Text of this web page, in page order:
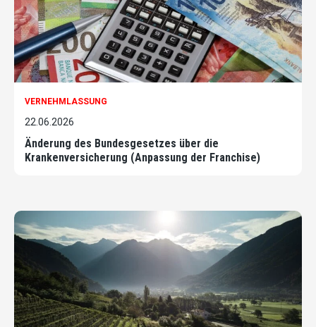
VERNEHMLASSUNG
22.06.2026
Änderung des Bundesgesetzes über die
Krankenversicherung (Anpassung der Franchise)